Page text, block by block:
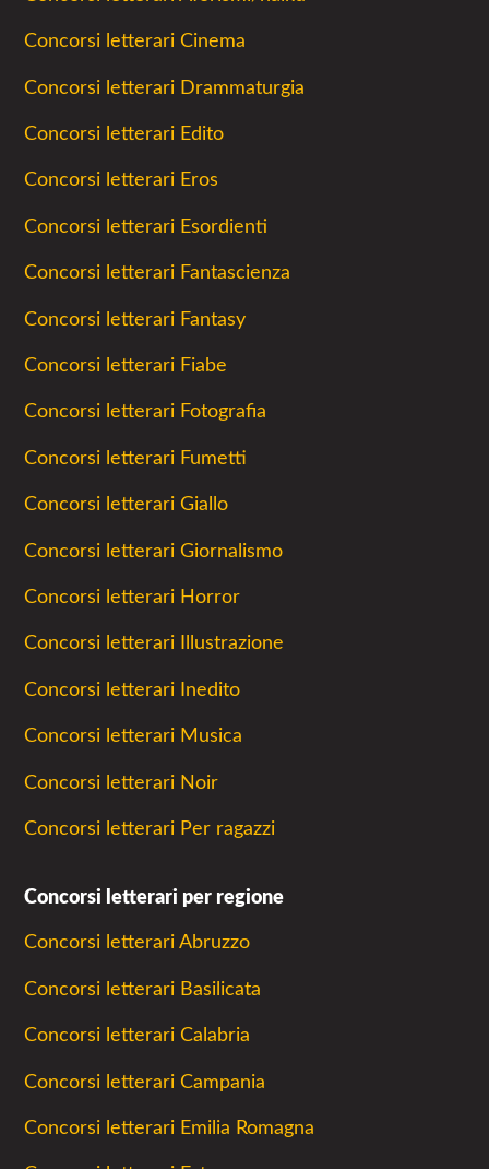
Concorsi letterari Cinema
Concorsi letterari Drammaturgia
Concorsi letterari Edito
Concorsi letterari Eros
Concorsi letterari Esordienti
Concorsi letterari Fantascienza
Concorsi letterari Fantasy
Concorsi letterari Fiabe
Concorsi letterari Fotografia
Concorsi letterari Fumetti
Concorsi letterari Giallo
Concorsi letterari Giornalismo
Concorsi letterari Horror
Concorsi letterari Illustrazione
Concorsi letterari Inedito
Concorsi letterari Musica
Concorsi letterari Noir
Concorsi letterari Per ragazzi
Concorsi letterari per regione
Concorsi letterari Abruzzo
Concorsi letterari Basilicata
Concorsi letterari Calabria
Concorsi letterari Campania
Concorsi letterari Emilia Romagna